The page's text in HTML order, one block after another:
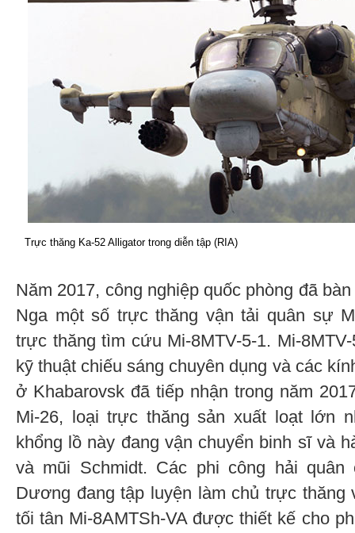
Trực thăng Ka-52 Alligator trong diễn tập (RIA)
Năm 2017, công nghiệp quốc phòng đã
Nga một số trực thăng vận tải quân sự
trực thăng tìm cứu Mi-8MTV-5-1. Mi-
kỹ thuật chiếu sáng chuyên dụng và các
ở Khabarovsk đã tiếp nhận trong năm
Mi-26, loại trực thăng sản xuất loạt lớn
khổng lồ này đang vận chuyển binh sĩ và
và mũi Schmidt. Các phi công hải
Dương đang tập luyện làm chủ trực thăng
tối tân Mi-8АМТSh-VA được thiết kế cho